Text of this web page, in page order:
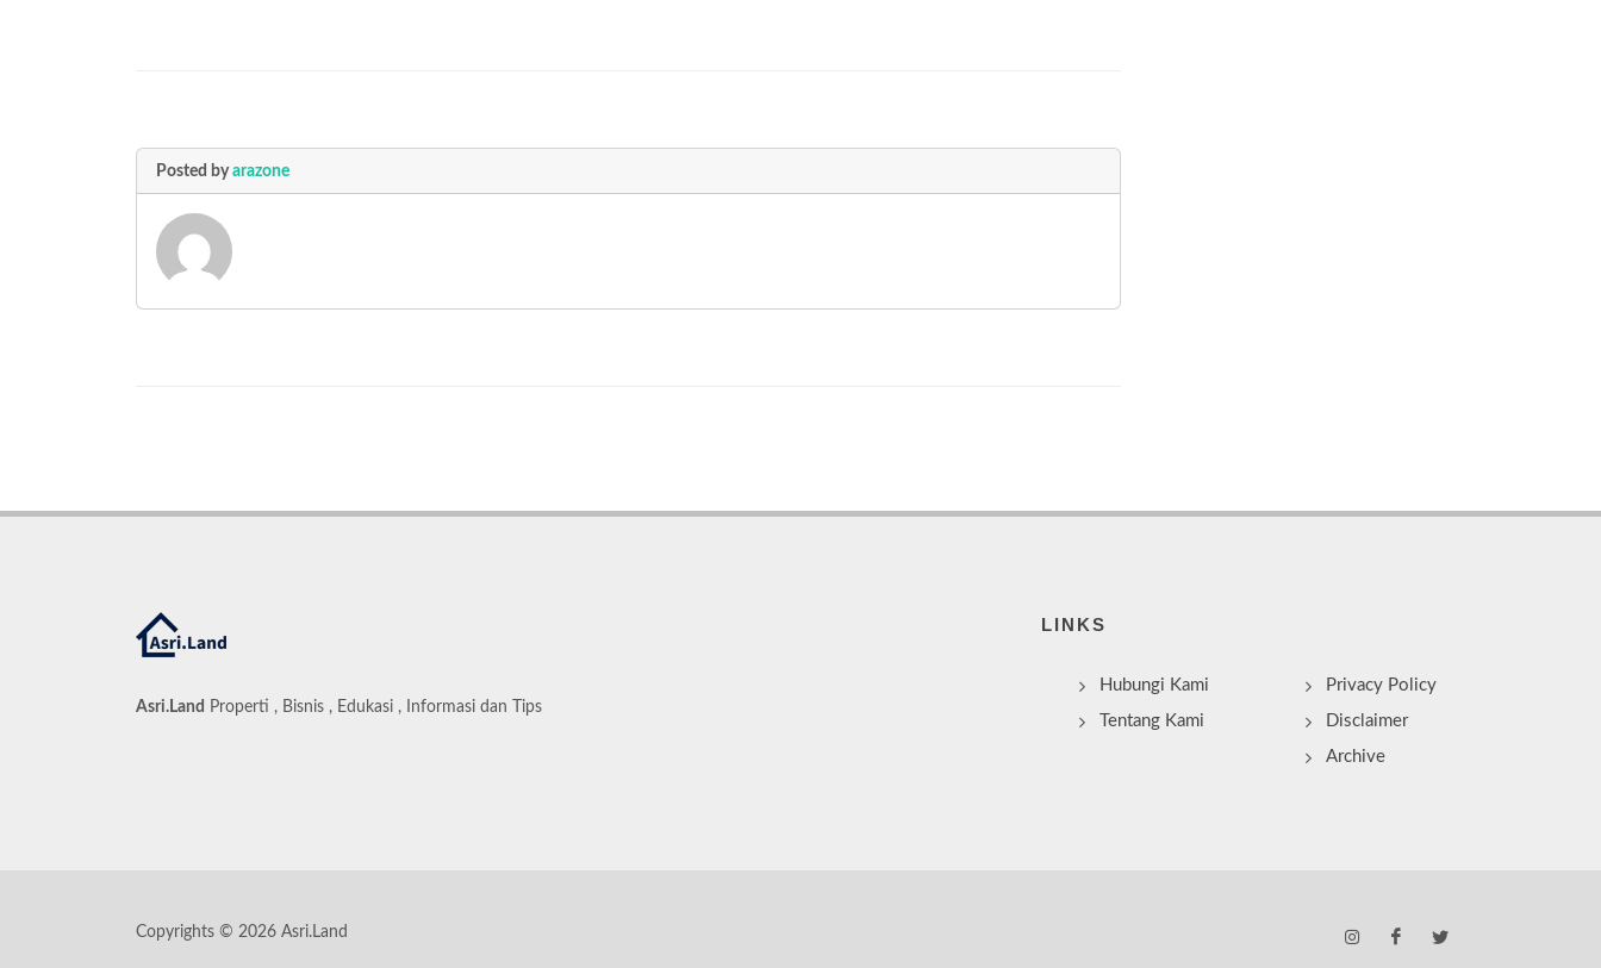
Posted byarazone
Asri.Land Properti , Bisnis , Edukasi , Informasi dan Tips
LINKS
Hubungi Kami
Tentang Kami
Privacy Policy
Disclaimer
Archive
Copyrights © 2026 Asri.Land